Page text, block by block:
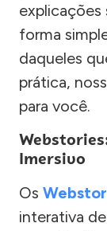
forma
daqueles
prática,
para você.
Imersivo
Os
interativa